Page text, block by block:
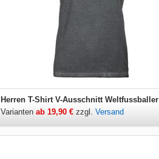
Herren T-Shirt V-Ausschnitt Weltfussballer
Varianten ab 19,90 €zzgl. Versand